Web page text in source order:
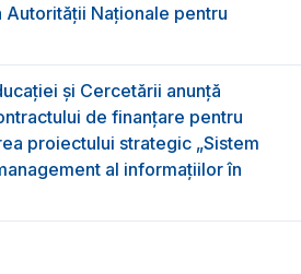
Autorităţii Naţionale pentru
și Cercetării anunță
de finanțare pentru
proiectului strategic „Sistem
al informațiilor în